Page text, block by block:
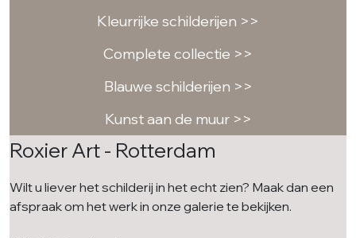
Kleurrijke schilderijen >>
Complete collectie >>
Blauwe schilderijen >>
Kunst aan de muur >>
Roxier Art - Rotterdam
Wilt u liever het schilderij in het echt zien? Maak dan een
afspraak om het werk in onze galerie te bekijken.